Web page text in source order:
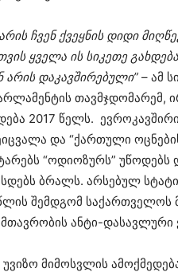
ჩვენ ქვეყნის დიდი
ყველა ის სიკეთე
არის დაკავშირებული” – ამ
თავმჯდომარემ,
2017 წელს.
და “ქართული
“ოდიოზურს” უწოდებს
ბრალს. არსებულ
შემდგომ საქართველოს
ანტი-დასავლური
მიმოსვლის